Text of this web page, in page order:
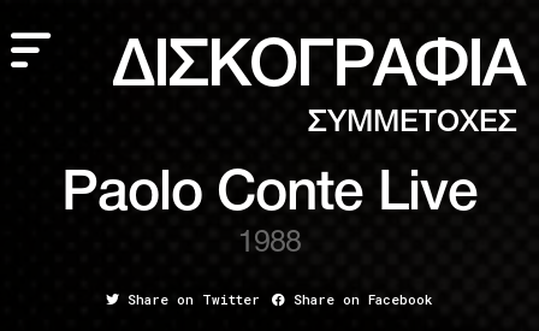
ΣΥΜΜΕΤΟΧΕΣ
ΔΙΣΚΟΓΡΑΦΙΑ
Paolo Conte Live
1988
Share on Twitter Share on Facebook